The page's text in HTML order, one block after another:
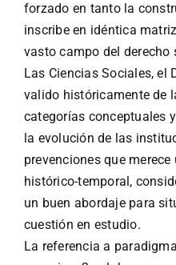
forzado en tanto la
inscribe en idéntica
vasto campo del derecho
Las Ciencias Sociales, el
valido históricamente de
categorías conceptuales
la evolución de las
prevenciones que
histórico-temporal,
un buen abordaje para
cuestión en estudio.
La referencia a